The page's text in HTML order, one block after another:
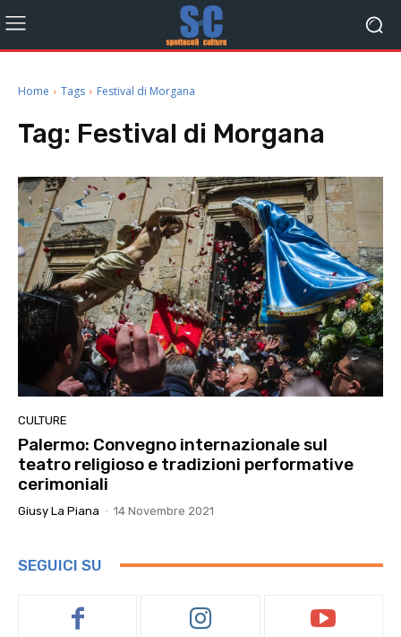
Home Tags Festival di Morgana
Tag: Festival di Morgana
CULTURE
Palermo: Convegno internazionale sul
teatro religioso e tradizioni performative
cerimoniali
Giusy La Piana - 14 Novembre 2021
SEGUICI SU